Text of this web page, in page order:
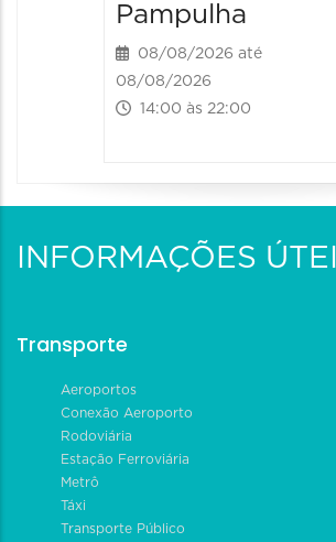
Pampulha
08/08/2026 até
08/08/2026
14:00 às 22:00
INFORMAÇÕES
Transporte
Aeroportos
Conexão Aeroporto
Rodoviária
Estação Ferroviária
Metrô
Táxi
Transporte Público